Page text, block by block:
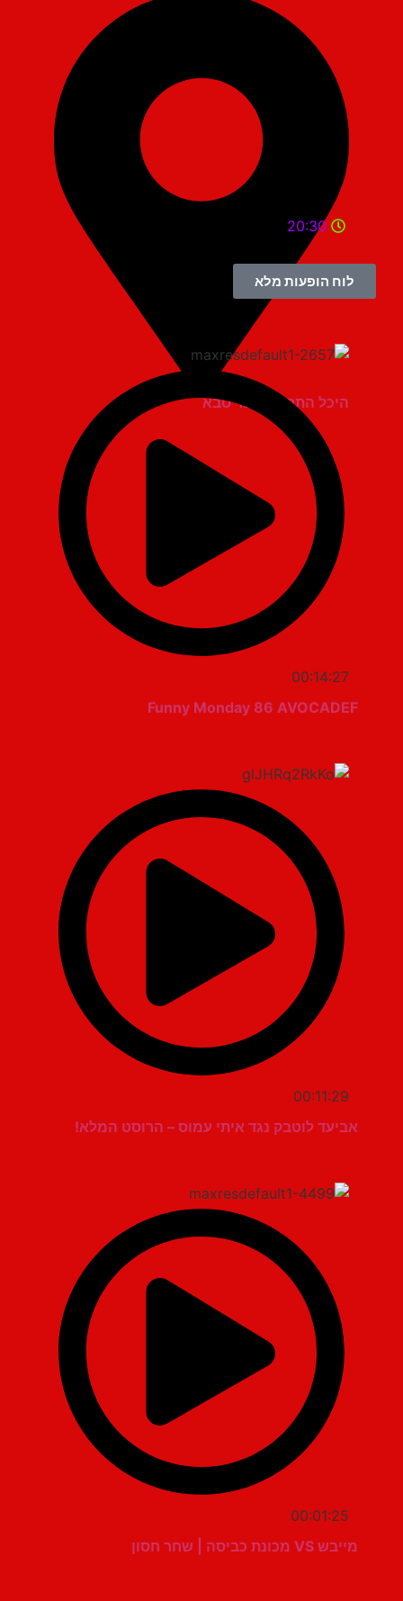
היכל התרבות כפר סבא
20:30
לוח הופעות מלא
00:14:27
Funny Monday 86 AVOCADEF
00:11:29
אביעד לוטבק נגד איתי עמוס – הרוסט המלא!
00:01:25